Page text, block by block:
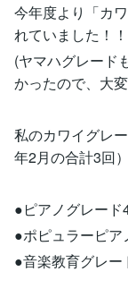
今年度より「カ
れていました！！
(ヤマハグレード
かったので、大
私のカワイグレ
年2月の合計3回
●ピアノグレー
●ポピュラーピ
●音楽教育グレ